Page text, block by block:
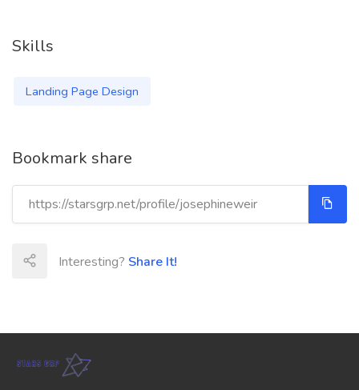
Skills
Landing Page Design
Bookmark share
Interesting? Share It!